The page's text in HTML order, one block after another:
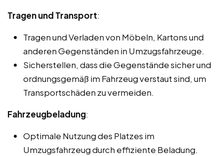
Tragen und Transport:
Tragen und Verladen von Möbeln, Kartons und
anderen Gegenständen in Umzugsfahrzeuge.
Sicherstellen, dass die Gegenstände sicher und
ordnungsgemäß im Fahrzeug verstaut sind, um
Transportschäden zu vermeiden.
Fahrzeugbeladung:
Optimale Nutzung des Platzes im
Umzugsfahrzeug durch effiziente Beladung.